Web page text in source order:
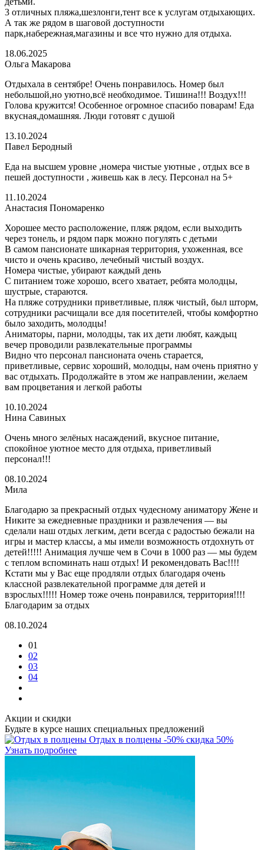
3 отличных пляжа,шезлонги,тент все к услугам отдыхающих.
А так же рядом в шаговой доступности
парк,набережная,магазины и все что нужно для отдыха.
18.06.2025
Ольга Макарова
Отдыхала в сентябре! Очень понравилось. Номер был
небольшой,но уютно,всё необходимое. Тишина!!! Воздух!!!
Голова кружится! Особенное огромное спасибо поварам! Еда
вкусная,домашняя. Люди готовят с душой
13.10.2024
Павел Беродный
Еда на высшем уровне ,номера чистые уютные , отдых все в
пешей доступности , живешь как в лесу. Персонал на 5+
11.10.2024
Анастасия Пономаренко
Хорошее место расположение, пляж рядом, если выходить
через тонель, и рядом парк можно погулять с детьми
В самом пансионате шикарная территория, ухоженная, все
чисто и очень красиво, лечебный чистый воздух.
Номера чистые, убирают каждый день
С питанием тоже хорошо, всего хватает, ребята молодцы,
шустрые, стараются.
На пляже сотрудники приветливые, пляж чистый, был шторм,
сотрудники расчищали все для посетителей, чтобы комфортно
было заходить, молодцы!
Аниматоры, парни, молодцы, так их дети любят, каждыц
вечер проводили развлекательные программы
Видно что персонал пансионата очень старается,
приветливые, сервис хороший, молодцы, нам очень приятно у
вас отдыхать. Продолжайте в этом же направлении, желаем
вам процветания и легкой работы
10.10.2024
Нина Савиных
Очень много зелёных насаждений, вкусное питание,
спокойное уютное место для отдыха, приветливый
персонал!!!
08.10.2024
Мила
Благодарю за прекрасный отдых чудесному аниматору Жене и
Никите за ежедневные праздники и развлечения — вы
сделали наш отдых легким, дети всегда с радостью бежали на
игры и мастер классы, а мы имели возможность отдохнуть от
детей!!!!! Анимация лучше чем в Сочи в 1000 раз — мы будем
с теплом вспоминать наш отдых! И рекомендовать Вас!!!!
Кстати мы у Вас еще продляли отдых благодаря очень
классной развлекательной программе для детей и
взрослых!!!!! Номер тоже очень понравился, территория!!!!
Благодарим за отдых
08.10.2024
01
02
03
04
Акции и скидки
Будьте в курсе наших специальных предложений
Отдых в полцены -50% скидка 50%
Узнать подробнее